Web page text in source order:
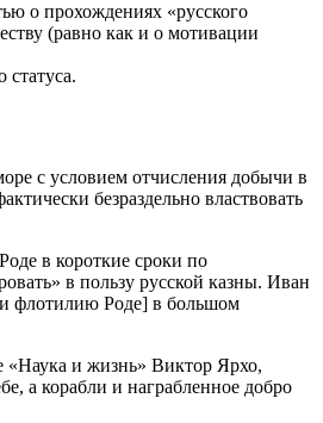
о прохождениях «русского
(равно как и о мотивации
статуса.
с условием отчисления добычи в
безраздельно властвовать
в короткие сроки по
в пользу русской казны. Иван
и флотилию Роде] в большом
«Наука и жизнь» Виктор Ярхо,
а корабли и награбленное добро